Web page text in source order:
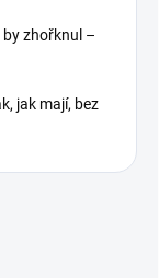
by zhořknul –
jak mají, bez